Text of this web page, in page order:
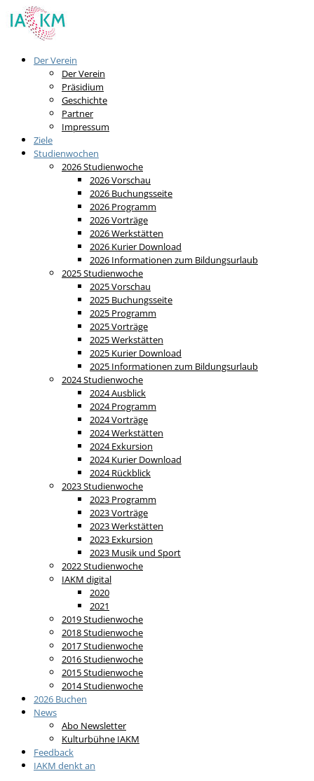
Der Verein
Der Verein
Präsidium
Geschichte
Partner
Impressum
Ziele
Studienwochen
2026 Studienwoche
2026 Vorschau
2026 Buchungsseite
2026 Programm
2026 Vorträge
2026 Werkstätten
2026 Kurier Download
2026 Informationen zum Bildungsurlaub
2025 Studienwoche
2025 Vorschau
2025 Buchungsseite
2025 Programm
2025 Vorträge
2025 Werkstätten
2025 Kurier Download
2025 Informationen zum Bildungsurlaub
2024 Studienwoche
2024 Ausblick
2024 Programm
2024 Vorträge
2024 Werkstätten
2024 Exkursion
2024 Kurier Download
2024 Rückblick
2023 Studienwoche
2023 Programm
2023 Vorträge
2023 Werkstätten
2023 Exkursion
2023 Musik und Sport
2022 Studienwoche
IAKM digital
2020
2021
2019 Studienwoche
2018 Studienwoche
2017 Studienwoche
2016 Studienwoche
2015 Studienwoche
2014 Studienwoche
2026 Buchen
News
Abo Newsletter
Kulturbühne IAKM
Feedback
IAKM denkt an